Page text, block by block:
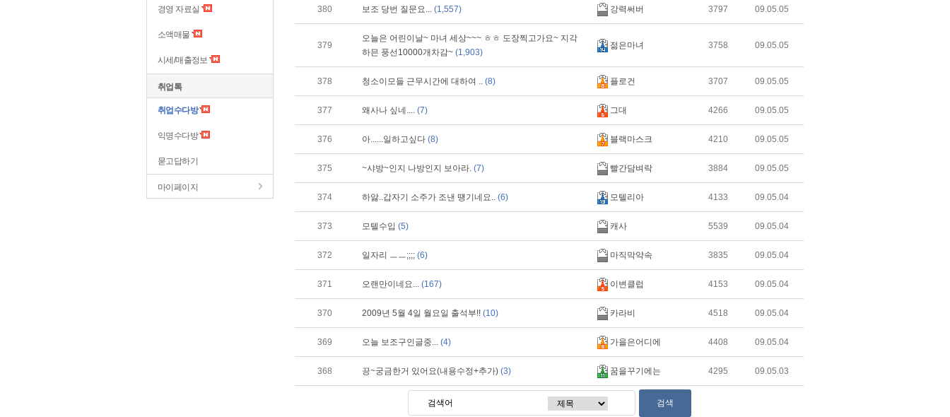
경영 자료실
소액매물
시세/매출정보
취업톡
취업수다방
익명수다방
묻고답하기
마이페이지
380 보조 당번 질문요... (1,557) 강력써버 3797 09.05.05
379
오늘은 어린이날~ 마녀 세상~~~ ㅎㅎ 도장찍고가요~ 지각
하믄 풍선10000개차감~ (1,903)
젊은마녀 3758 09.05.05
378 청소이모들 근무시간에 대하여 .. (8) 플로건 3707 09.05.05
377 왜사나 싶네.... (7) 그대­ 4266 09.05.05
376 아......일하고싶다 (8) 블랙마스크 4210 09.05.05
375 ~샤방~인지 나방인지 보아라. (7) 빨간담벼락 3884 09.05.05
374 하앓..갑자기 소주가 조낸 떙기네요.. (6) 모텔리아 4133 09.05.04
373 모텔수입 (5) 캐사 5539 09.05.04
372 일자리 ㅡㅡ;;;; (6) 마직막약속 3835 09.05.04
371 오랜만이네요... (167) 이변클럽 4153 09.05.04
370 2009년 5월 4일 월요일 출석부!! (10) 카라비 4518 09.05.04
369 오늘 보조구인글중... (4) 가을은어디에 4408 09.05.04
368 끙~궁금한거 있어요(내용수정+추가) (3) 꿈을꾸기에는 4295 09.05.03